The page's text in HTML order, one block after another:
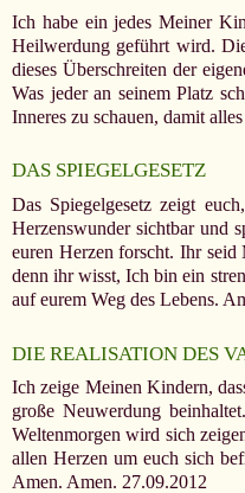
Ich habe ein jedes Meiner
Heilwerdung geführt wird.
dieses Überschreiten der
Was jeder an seinem Platz
Inneres zu schauen, damit
DAS SPIEGELGESETZ
Das Spiegelgesetz zeigt
Herzenswunder sichtbar und
euren Herzen forscht. Ihr
denn ihr wisst, Ich bin ein
auf eurem Weg des Lebens.
DIE REALISATION DES
Ich zeige Meinen Kindern,
große Neuwerdung
Weltenmorgen wird sich
allen Herzen um euch sich
Amen. Amen. 27.09.2012